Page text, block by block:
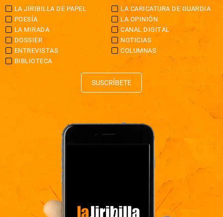
LA JIRIBILLA DE PAPEL
LA CARICATURA DE GUARDIA
POESÍA
LA OPINIÓN
LA MIRADA
CANAL DIGITAL
DOSSIER
NOTICIAS
ENTREVISTAS
COLUMNAS
BIBLIOTECA
SUSCRÍBETE